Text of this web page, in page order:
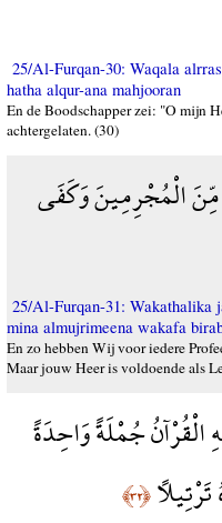
25/Al-Furqan-30: Waqala
hatha alqur-ana mahjooran
En de Boodschapper zei: "O mijn
achtergelaten. (30)
الْمُجْرِمِينَ وَكَفَى
25/Al-Furqan-31:
mina almujrimeena wakafa
En zo hebben Wij voor iedere
Maar jouw Heer is voldoende als
الْقُرْآنُ جُمْلَةً وَاحِدَةً
﴿٣٢﴾